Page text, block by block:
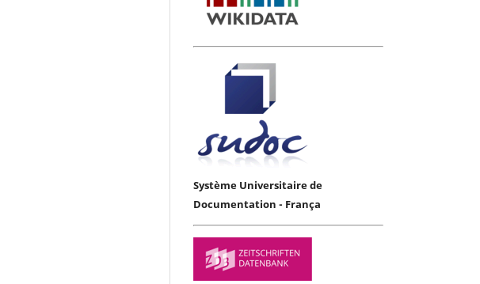
Système Universitaire de
Documentation - França